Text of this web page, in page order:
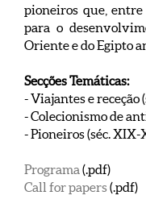
pioneiros que,
para o
Oriente e do Egipto
Secções Temáticas:
- Viajantes e receção
- Colecionismo de
- Pioneiros (séc. XIX-
Programa (.pdf)
Call for papers(.pdf)